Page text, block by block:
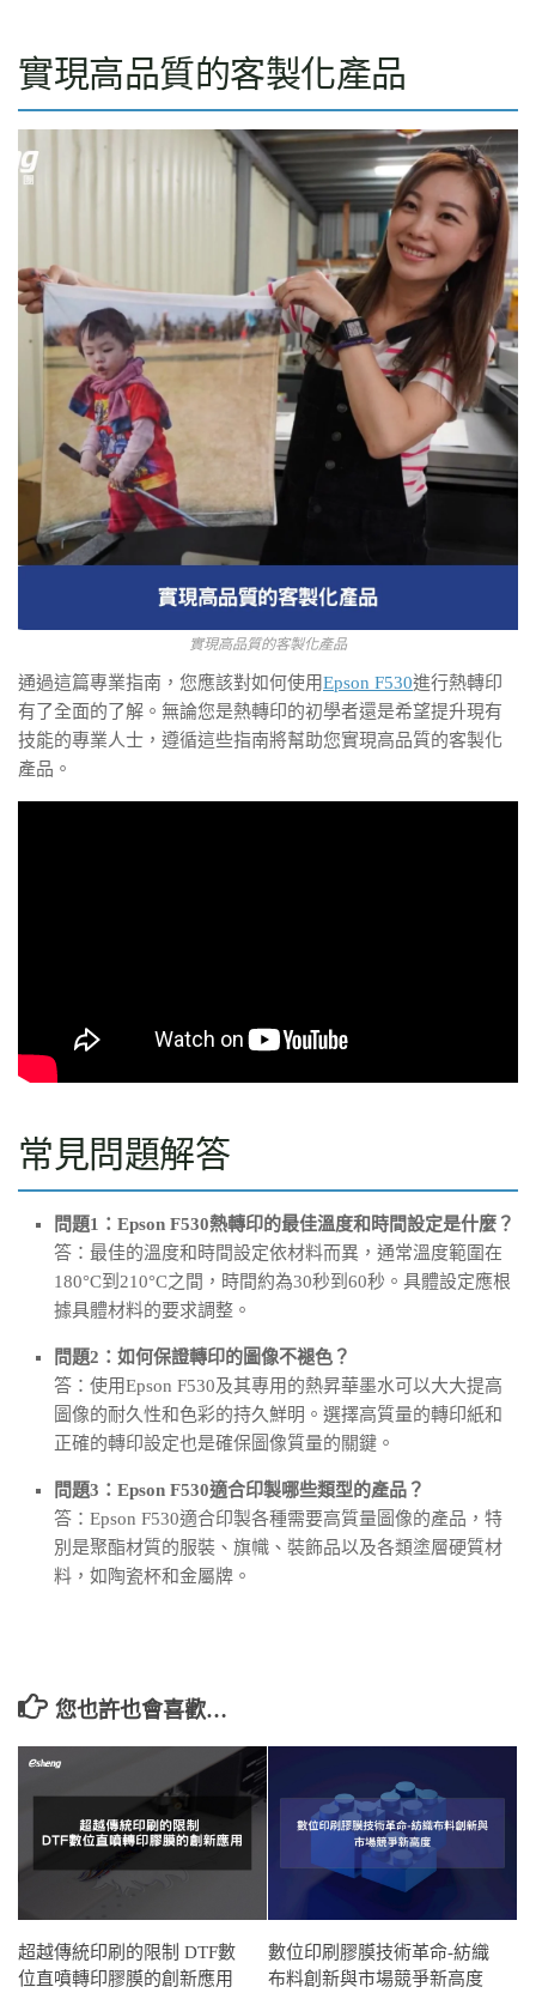
實現高品質的客製化產品
實現高品質的客製化產品
通過這篇專業指南，您應該對如何使用Epson F530進行熱轉印
有了全面的了解。無論您是熱轉印的初學者還是希望提升現有
技能的專業人士，遵循這些指南將幫助您實現高品質的客製化
產品。
常見問題解答
問題1：Epson F530熱轉印的最佳溫度和時間設定是什麼？
答：最佳的溫度和時間設定依材料而異，通常溫度範圍在
180°C到210°C之間，時間約為30秒到60秒。具體設定應根
據具體材料的要求調整。
問題2：如何保證轉印的圖像不褪色？
答：使用Epson F530及其專用的熱昇華墨水可以大大提高
圖像的耐久性和色彩的持久鮮明。選擇高質量的轉印紙和
正確的轉印設定也是確保圖像質量的關鍵。
問題3：Epson F530適合印製哪些類型的產品？
答：Epson F530適合印製各種需要高質量圖像的產品，特
別是聚酯材質的服裝、旗幟、裝飾品以及各類塗層硬質材
料，如陶瓷杯和金屬牌。
您也許也會喜歡…
超越傳統印刷的限制 DTF數
位直噴轉印膠膜的創新應用
數位印刷膠膜技術革命-紡織
布料創新與市場競爭新高度